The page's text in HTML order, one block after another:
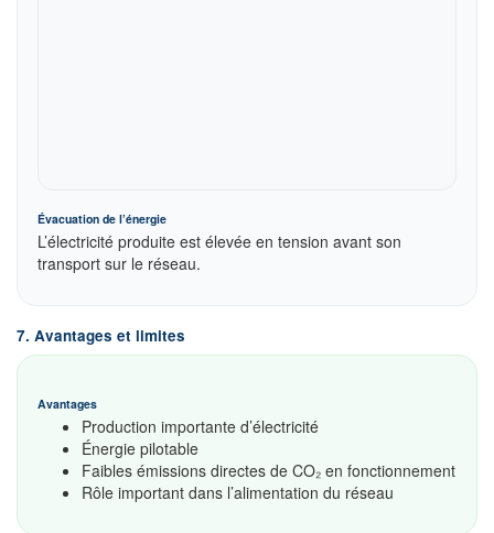
Évacuation de l’énergie
L’électricité produite est élevée en tension avant son
transport sur le réseau.
7. Avantages et limites
Avantages
Production importante d’électricité
Énergie pilotable
Faibles émissions directes de CO₂ en fonctionnement
Rôle important dans l’alimentation du réseau